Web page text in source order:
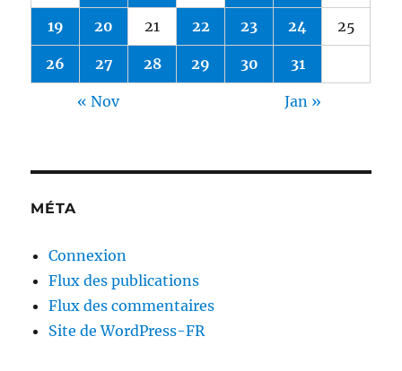
19 20 21 22 23 24 25
26 27 28 29 30 31
« Nov Jan »
MÉTA
Connexion
Flux des publications
Flux des commentaires
Site de WordPress-FR